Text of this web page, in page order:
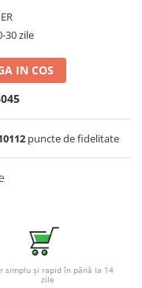
30 zile
IN COS
puncte de fidelitate
simplu și rapid în până la 14
zile